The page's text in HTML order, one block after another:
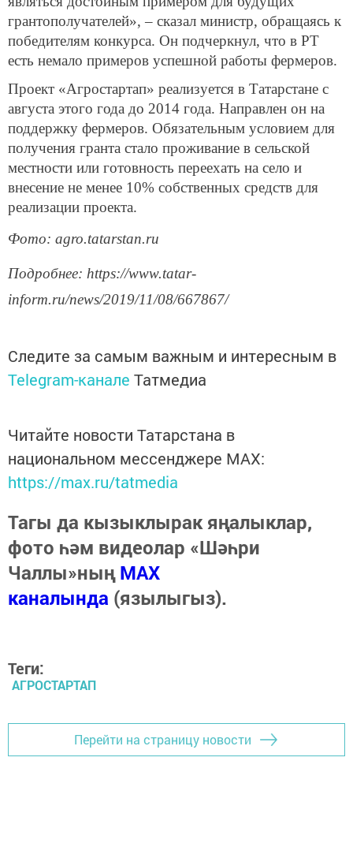
грантополучателей», – сказал министр, обращаясь к
победителям конкурса. Он подчеркнул, что в РТ
есть немало примеров успешной работы фермеров.
Проект «Агростартап» реализуется в Татарстане с
августа этого года до 2014 года. Направлен он на
поддержку фермеров. Обязательным условием для
получения гранта стало проживание в сельской
местности или готовность переехать на село и
внесение не менее 10% собственных средств для
реализации проекта.
Фото: agro.tatarstan.ru
Подробнее: https://www.tatar-
inform.ru/news/2019/11/08/667867/
Следите за самым важным и интересным в
Telegram-канале Татмедиа
Читайте новости Татарстана в
национальном мессенджере MАХ:
https://max.ru/tatmedia
Тагы да кызыклырак яңалыклар,
фото һәм видеолар «Шәһри
Чаллы»ныңMAX
каналында (язылыгыз).
Теги:
АГРОСТАРТАП
Перейти на страницу новости